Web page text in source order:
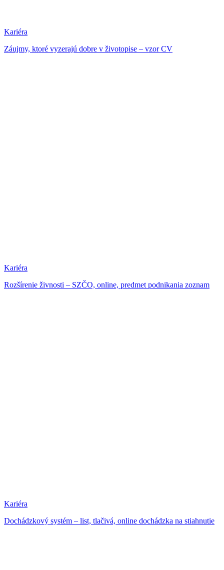
Kariéra
Záujmy, ktoré vyzerajú dobre v životopise – vzor CV
Kariéra
Rozšírenie živnosti – SZČO, online, predmet podnikania zoznam
Kariéra
Dochádzkový systém – list, tlačivá, online dochádzka na stiahnutie